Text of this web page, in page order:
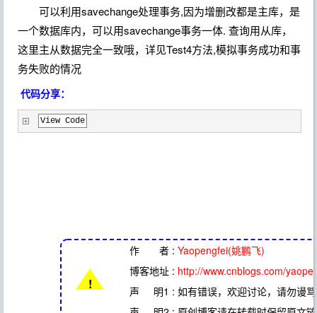
可以利用savechange处理事务,因为增删改都是主库，是
一个数据库内，可以用savechange事务一体. 查询用从库，
这里主从数据完全一致哦， 详见Test4方法,模拟事务成功和事
务失败的情况
代码分享：
View Code
!
作 者 : Yaopengfei(姚鹏飞)
博客地址 : http://www.cnblogs.com/
声 明1 : 如有错误，欢迎讨论，请勿谩